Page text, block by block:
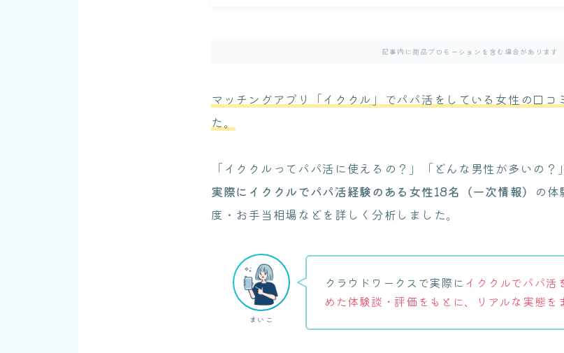
記事内に商品プロモーションを含む場合があります
マッチングアプリ「イククル」でパパ活をしている女性の口コ
た。
「イククルってパパ活に使えるの？」「どんな男性が多いの？
実際にイククルでパパ活経験のある女性18名（一次情報） の
度・お手当相場などを詳しく分析しました。
まいこ
クラウドワークスで実際に イククルでパパ活
めた体験談・評価をもとに、リアルな実態を